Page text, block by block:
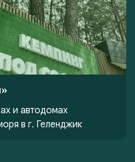
и автодомах
в г. Геленджик